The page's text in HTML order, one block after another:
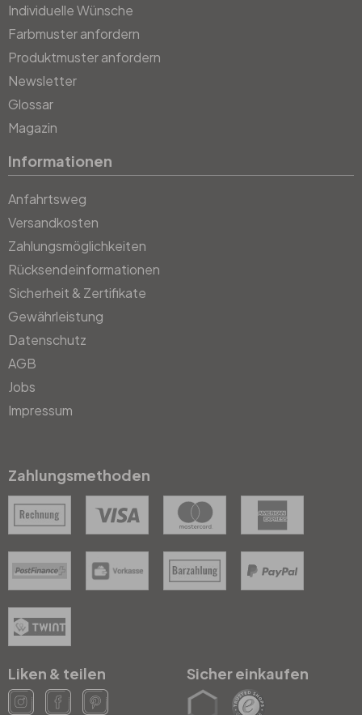
Individuelle Wünsche
Farbmuster anfordern
Produktmuster anfordern
Newsletter
Glossar
Magazin
Informationen
Anfahrtsweg
Versandkosten
Zahlungsmöglichkeiten
Rücksendeinformationen
Sicherheit & Zertifikate
Gewährleistung
Datenschutz
AGB
Jobs
Impressum
Zahlungsmethoden
Liken & teilen Sicher einkaufen